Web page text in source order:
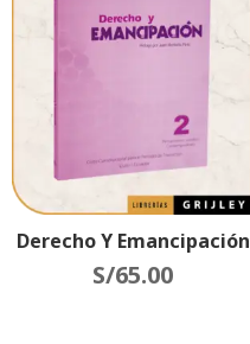
Derecho Y Emancipación
S/65.00